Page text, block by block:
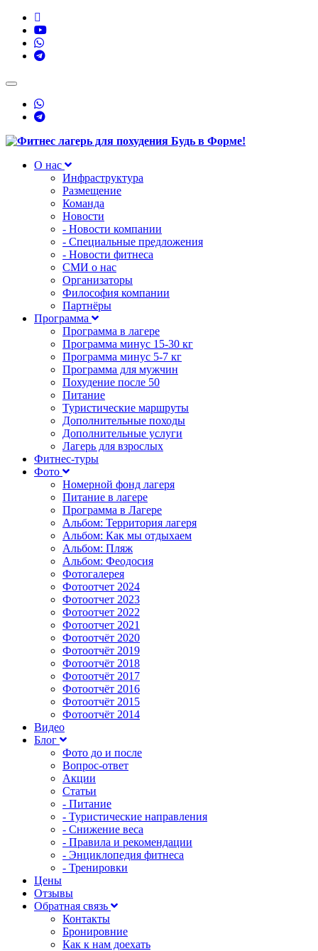
Toggle
navigation
О нас
Инфраструктура
Размещение
Команда
Новости
- Новости компании
- Специальные предложения
- Новости фитнеса
СМИ о нас
Организаторы
Философия компании
Партнёры
Программа
Программа в лагере
Программа минус 15-30 кг
Программа минус 5-7 кг
Программа для мужчин
Похудение после 50
Питание
Туристические маршруты
Дополнительные походы
Дополнительные услуги
Лагерь для взрослых
Фитнес-туры
Фото
Номерной фонд лагеря
Питание в лагере
Программа в Лагере
Альбом: Территория лагеря
Альбом: Как мы отдыхаем
Альбом: Пляж
Альбом: Феодосия
Фотогалерея
Фотоотчет 2024
Фотоотчет 2023
Фотоотчет 2022
Фотоотчет 2021
Фотоотчёт 2020
Фотоотчёт 2019
Фотоотчёт 2018
Фотоотчёт 2017
Фотоотчёт 2016
Фотоотчёт 2015
Фотоотчёт 2014
Видео
Блог
Фото до и после
Вопрос-ответ
Акции
Статьи
- Питание
- Туристические направления
- Снижение веса
- Правила и рекомендации
- Энциклопедия фитнеса
- Тренировки
Цены
Отзывы
Обратная связь
Контакты
Бронировние
Как к нам доехать